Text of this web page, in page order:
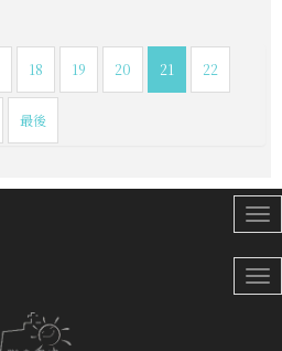
18 19 20 21 22
最後